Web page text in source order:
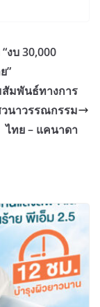
งบ 30,000
”
มพันธ์ทางการ
นาวรรณกรรม
ไทย – แคนาดา